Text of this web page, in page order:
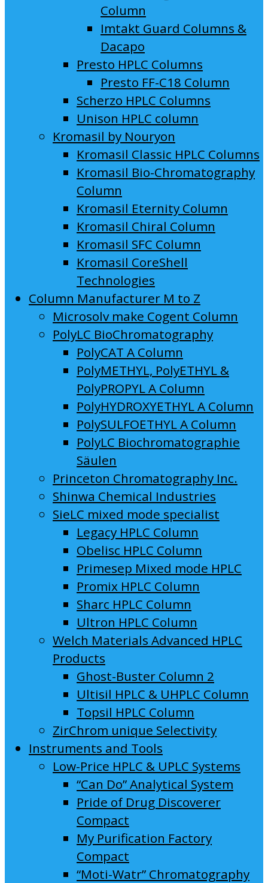
Column
Imtakt Guard Columns &
Dacapo
Presto HPLC Columns
Presto FF-C18 Column
Scherzo HPLC Columns
Unison HPLC column
Kromasil by Nouryon
Kromasil Classic HPLC Columns
Kromasil Bio-Chromatography
Column
Kromasil Eternity Column
Kromasil Chiral Column
Kromasil SFC Column
Kromasil CoreShell
Technologies
Column Manufacturer M to Z
Microsolv make Cogent Column
PolyLC BioChromatography
PolyCAT A Column
PolyMETHYL, PolyETHYL &
PolyPROPYL A Column
PolyHYDROXYETHYL A Column
PolySULFOETHYL A Column
PolyLC Biochromatographie
Säulen
Princeton Chromatography Inc.
Shinwa Chemical Industries
SieLC mixed mode specialist
Legacy HPLC Column
Obelisc HPLC Column
Primesep Mixed mode HPLC
Promix HPLC Column
Sharc HPLC Column
Ultron HPLC Column
Welch Materials Advanced HPLC
Products
Ghost-Buster Column 2
Ultisil HPLC & UHPLC Column
Topsil HPLC Column
ZirChrom unique Selectivity
Instruments and Tools
Low-Price HPLC & UPLC Systems
“Can Do” Analytical System
Pride of Drug Discoverer
Compact
My Purification Factory
Compact
“Moti-Watr” Chromatography